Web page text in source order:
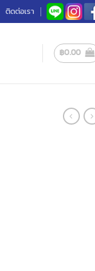
ติดต่อเรา
฿0.00